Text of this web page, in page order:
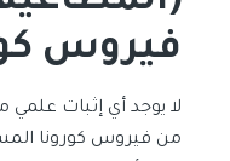
فيروس
لا يوجد أي إثبات